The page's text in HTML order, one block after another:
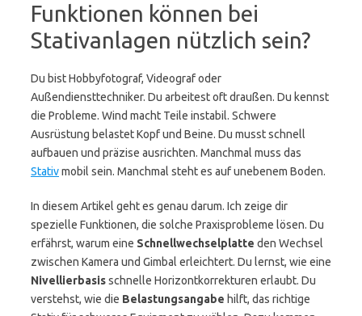
Funktionen können bei
Stativanlagen nützlich sein?
Du bist Hobbyfotograf, Videograf oder
Außendiensttechniker. Du arbeitest oft draußen. Du kennst
die Probleme. Wind macht Teile instabil. Schwere
Ausrüstung belastet Kopf und Beine. Du musst schnell
aufbauen und präzise ausrichten. Manchmal muss das
Stativmobil sein. Manchmal steht es auf unebenem Boden.
In diesem Artikel geht es genau darum. Ich zeige dir
spezielle Funktionen, die solche Praxisprobleme lösen. Du
erfährst, warum eine Schnellwechselplatte den Wechsel
zwischen Kamera und Gimbal erleichtert. Du lernst, wie eine
Nivellierbasisschnelle Horizontkorrekturen erlaubt. Du
verstehst, wie die Belastungsangabe hilft, das richtige